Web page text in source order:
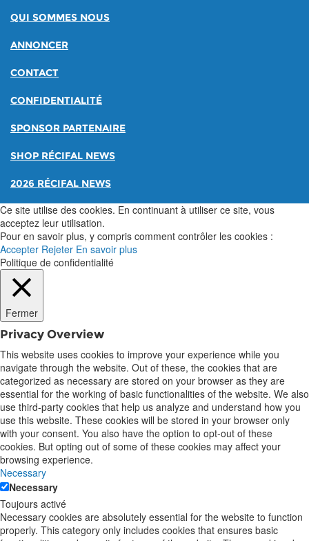
QUI SOMMES NOUS
ANNONCER
CONTACT
CONFIDENTIALITÉ
SPONSOR PARTENAIRE
SHOP RÉCIFAL NEWS
2026 RÉCIFAL NEWS
Ce site utilise des cookies. En continuant à utiliser ce site, vous
acceptez leur utilisation.
Pour en savoir plus, y compris comment contrôler les cookies :
Accepter Rejeter En savoir plus
Politique de confidentialité
Fermer
Privacy Overview
This website uses cookies to improve your experience while you
navigate through the website. Out of these, the cookies that are
categorized as necessary are stored on your browser as they are
essential for the working of basic functionalities of the website. We also
use third-party cookies that help us analyze and understand how you
use this website. These cookies will be stored in your browser only
with your consent. You also have the option to opt-out of these
cookies. But opting out of some of these cookies may affect your
browsing experience.
Necessary
Necessary
Toujours activé
Necessary cookies are absolutely essential for the website to function
properly. This category only includes cookies that ensures basic